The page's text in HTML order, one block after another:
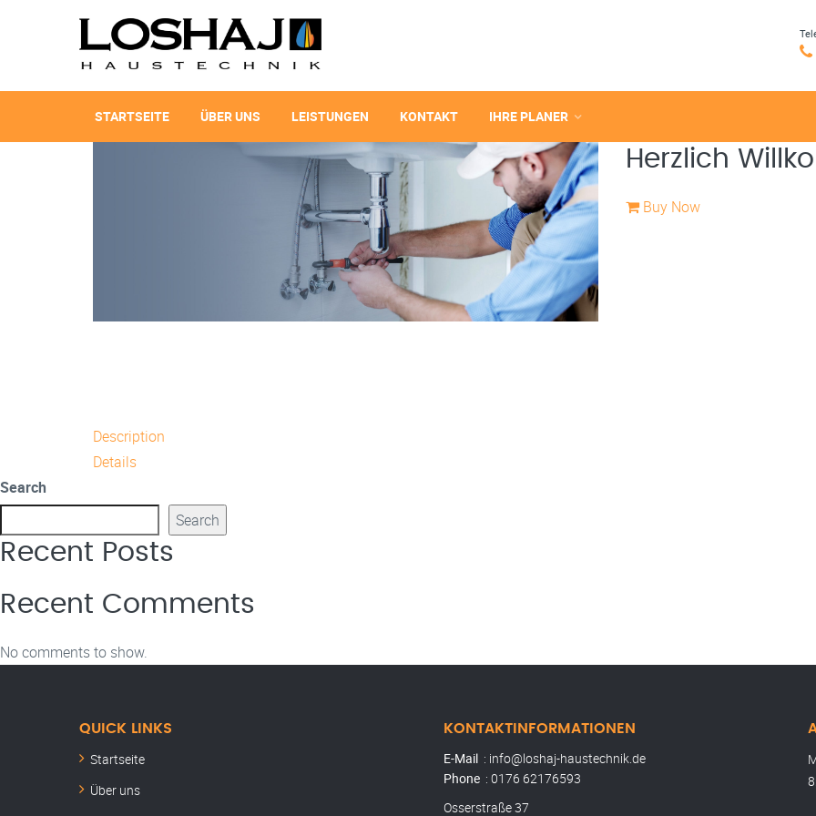
STARTSEITE ÜBER UNS LEISTUNGEN KONTAKT IHRE PLANER
Herzlich
Buy Now
Description
Details
Search
Search
Recent Posts
Recent Comments
No comments to show.
QUICK LINKS
Startseite
Über uns
KONTAKTINFORMATIONEN
E-Mail : info@loshaj-haustechnik.de
Phone : 0176 62176593
Osserstraße 37